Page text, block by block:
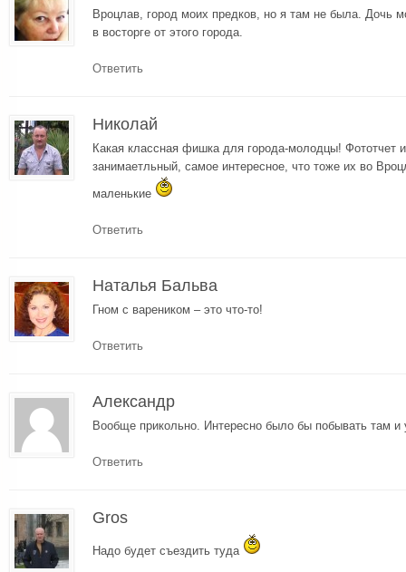
Вроцлав, город моих предков, но я там не была. Дочь
в восторге от этого города.
Ответить
Николай
Какая классная фишка для города-молодцы! Фототчет
занимаетльный, самое интересное, что тоже их во
маленькие
Ответить
Наталья Бальва
Гном с вареником – это что-то!
Ответить
Александр
Вообще прикольно. Интересно было бы побывать там и
Ответить
Gros
Надо будет съездить туда